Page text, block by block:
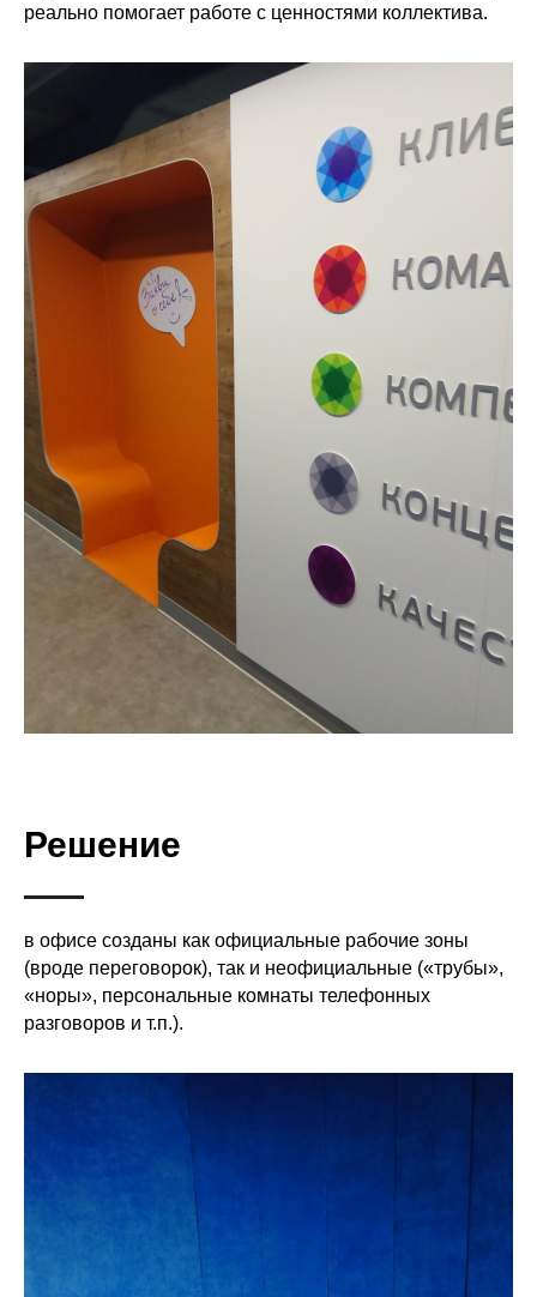
реально помогает работе с ценностями коллектива.
Решение
в офисе созданы как официальные рабочие зоны
(вроде переговорок), так и неофициальные («трубы»,
«норы», персональные комнаты телефонных
разговоров и т.п.).